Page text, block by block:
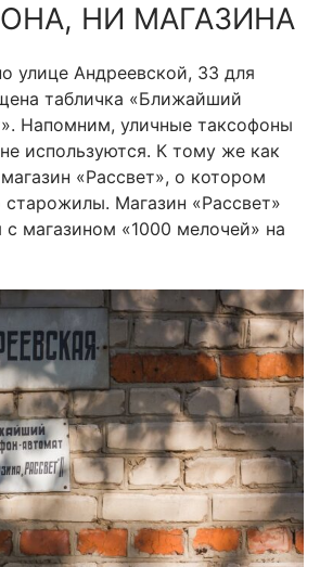
НИ МАГАЗИНА
улице Андреевской, 33 для
табличка «Ближайший
Напомним, уличные таксофоны
используются. К тому же как
«Рассвет», о котором
старожилы. Магазин «Рассвет»
магазином «1000 мелочей» на